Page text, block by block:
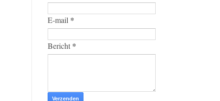
E-mail *
Bericht *